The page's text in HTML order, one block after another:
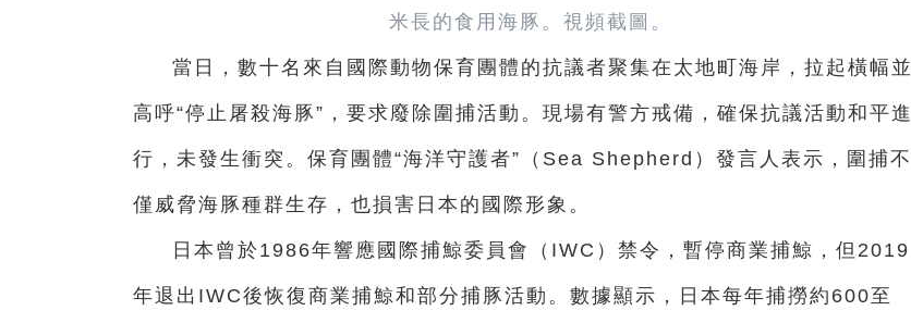
米長的食用海豚。視頻截圖。
當日，數十名來自國際動物保育團體的抗議者聚集在太地町海岸，拉起橫幅並
高呼“停止屠殺海豚”，要求廢除圍捕活動。現場有警方戒備，確保抗議活動和平進
行，未發生衝突。保育團體“海洋守護者”（Sea Shepherd）發言人表示，圍捕不
僅威脅海豚種群生存，也損害日本的國際形象。
日本曾於1986年響應國際捕鯨委員會（IWC）禁令，暫停商業捕鯨，但2019
年退出IWC後恢復商業捕鯨和部分捕豚活動。數據顯示，日本每年捕撈約600至